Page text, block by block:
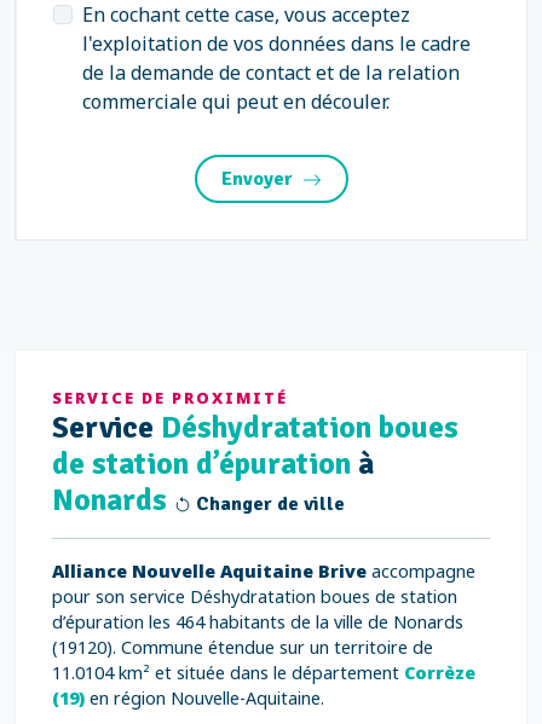
En cochant cette case, vous acceptez
l'exploitation de vos données dans le cadre
de la demande de contact et de la relation
commerciale qui peut en découler.
Envoyer
SERVICE DE PROXIMITÉ
Service Déshydratation boues
de station d’épuration à
Nonards
Changer de ville
Alliance Nouvelle Aquitaine Brive accompagne
pour son service Déshydratation boues de station
d’épuration les 464 habitants de la ville de Nonards
(19120). Commune étendue sur un territoire de
11.0104 km² et située dans le département Corrèze
(19) en région Nouvelle-Aquitaine.